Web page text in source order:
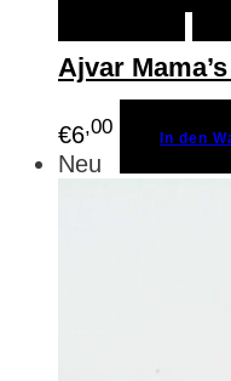
Ajvar
€6,00 In den
Neu